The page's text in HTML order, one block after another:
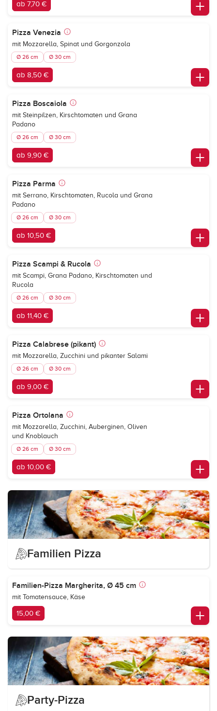
ab 7,70 €
Pizza Venezia
mit Mozzarella, Spinat und Gorgonzola
Ø 26 cm Ø 30 cm
ab 8,50 €
Pizza Boscaiola
mit Steinpilzen, Kirschtomaten und Grana
Padano
Ø 26 cm Ø 30 cm
ab 9,90 €
Pizza Parma
mit Serrano, Kirschtomaten, Rucola und Grana
Padano
Ø 26 cm Ø 30 cm
ab 10,50 €
Pizza Scampi & Rucola
mit Scampi, Grana Padano, Kirschtomaten und
Rucola
Ø 26 cm Ø 30 cm
ab 11,40 €
Pizza Calabrese (pikant)
mit Mozzarella, Zucchini und pikanter Salami
Ø 26 cm Ø 30 cm
ab 9,00 €
Pizza Ortolana
mit Mozzarella, Zucchini, Auberginen, Oliven
und Knoblauch
Ø 26 cm Ø 30 cm
ab 10,00 €
Familien Pizza
Familien-Pizza Margherita, Ø 45 cm
mit Tomatensauce, Käse
15,00 €
Party-Pizza